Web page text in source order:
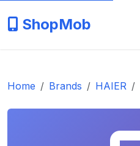
ShopMob
Home Brands HAIER